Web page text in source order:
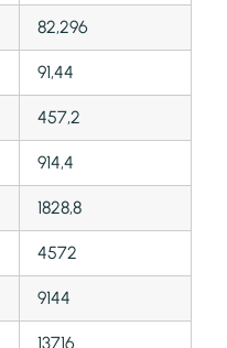
82,296
91,44
457,2
914,4
1828,8
4572
9144
13716